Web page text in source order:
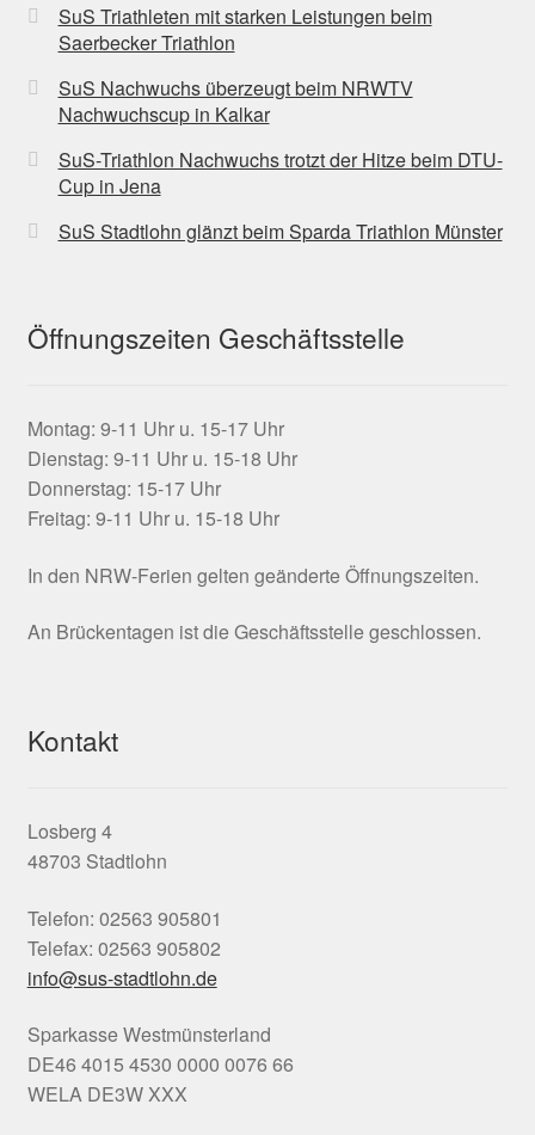
SuS Triathleten mit starken Leistungen beim
Saerbecker Triathlon
SuS Nachwuchs überzeugt beim NRWTV
Nachwuchscup in Kalkar
SuS-Triathlon Nachwuchs trotzt der Hitze beim DTU-
Cup in Jena
SuS Stadtlohn glänzt beim Sparda Triathlon Münster
Öffnungszeiten Geschäftsstelle
Montag: 9-11 Uhr u. 15-17 Uhr
Dienstag: 9-11 Uhr u. 15-18 Uhr
Donnerstag: 15-17 Uhr
Freitag: 9-11 Uhr u. 15-18 Uhr
In den NRW-Ferien gelten geänderte Öffnungszeiten.
An Brückentagen ist die Geschäftsstelle geschlossen.
Kontakt
Losberg 4
48703 Stadtlohn
Telefon: 02563 905801
Telefax: 02563 905802
info@sus-stadtlohn.de
Sparkasse Westmünsterland
DE46 4015 4530 0000 0076 66
WELA DE3W XXX